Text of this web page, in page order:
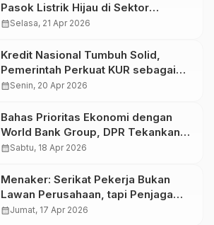
Pasok Listrik Hijau di Sektor
Tambang
calendar_monthSelasa, 21 Apr 2026
Kredit Nasional Tumbuh Solid,
Pemerintah Perkuat KUR sebagai
Pengungkit UMKM dan Pertumbuhan
calendar_monthSenin, 20 Apr 2026
Bahas Prioritas Ekonomi dengan
World Bank Group, DPR Tekankan
Disiplin Fiskal Indonesia
calendar_monthSabtu, 18 Apr 2026
Menaker: Serikat Pekerja Bukan
Lawan Perusahaan, tapi Penjaga
Hak Pekerja
calendar_monthJumat, 17 Apr 2026